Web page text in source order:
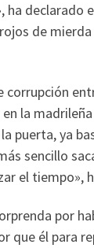
ha
de
la
puerta, ya
sencillo
el tiempo»,
por
que él para